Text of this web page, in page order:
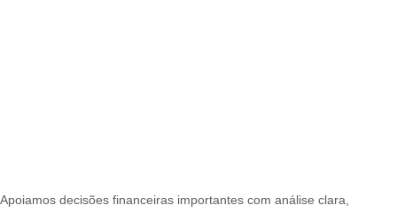
Apoiamos decisões financeiras importantes com análise clara,